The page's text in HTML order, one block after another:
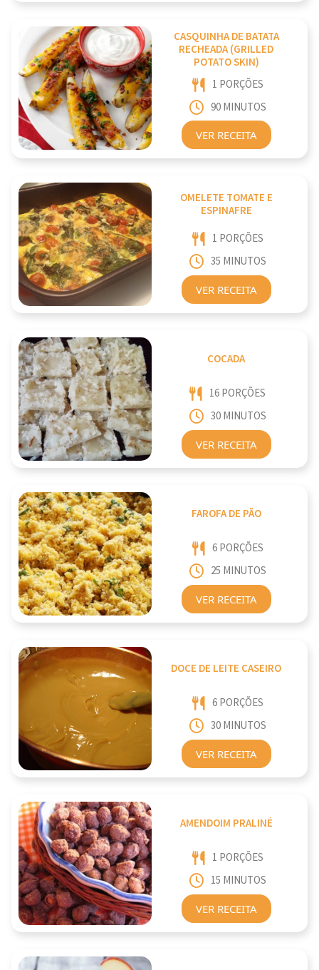
CASQUINHA DE BATATA
RECHEADA (GRILLED
POTATO SKIN)
1 PORÇÕES
90 MINUTOS
VER RECEITA
OMELETE TOMATE E
ESPINAFRE
1 PORÇÕES
35 MINUTOS
VER RECEITA
COCADA
16 PORÇÕES
30 MINUTOS
VER RECEITA
FAROFA DE PÃO
6 PORÇÕES
25 MINUTOS
VER RECEITA
DOCE DE LEITE CASEIRO
6 PORÇÕES
30 MINUTOS
VER RECEITA
AMENDOIM PRALINÉ
1 PORÇÕES
15 MINUTOS
VER RECEITA